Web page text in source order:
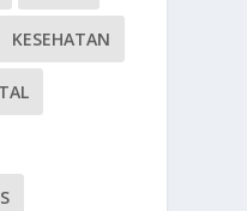
KESEHATAN